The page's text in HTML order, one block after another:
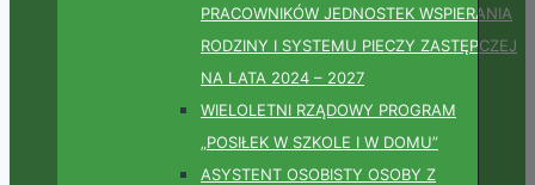
PRACOWNIKÓW JEDNOSTEK WSPIERANIA
RODZINY I SYSTEMU PIECZY ZASTĘPCZEJ
NA LATA 2024 – 2027
WIELOLETNI RZĄDOWY PROGRAM
„POSIŁEK W SZKOLE I W DOMU”
ASYSTENT OSOBISTY OSOBY Z